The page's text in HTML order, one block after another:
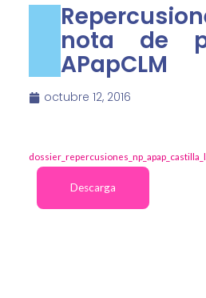
nota de
APapCLM
octubre 12, 2016
Descarga